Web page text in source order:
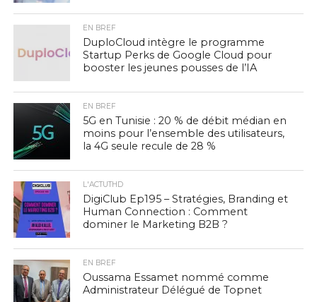
EN BREF
DuploCloud intègre le programme
Startup Perks de Google Cloud pour
booster les jeunes pousses de l’IA
EN BREF
5G en Tunisie : 20 % de débit médian en
moins pour l’ensemble des utilisateurs,
la 4G seule recule de 28 %
L'ACTUTHD
DigiClub Ep195 – Stratégies, Branding et
Human Connection : Comment
dominer le Marketing B2B ?
EN BREF
Oussama Essamet nommé comme
Administrateur Délégué de Topnet